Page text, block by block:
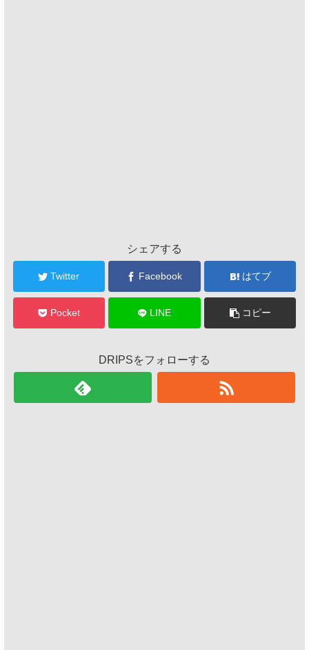
シェアする
Twitter Facebook はてブ
Pocket LINE コピー
DRIPSをフォローする